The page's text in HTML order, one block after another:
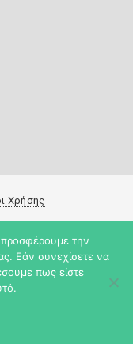
Χρήσης
A.E.
την
Εάν συνεχίσετε να
πως είστε